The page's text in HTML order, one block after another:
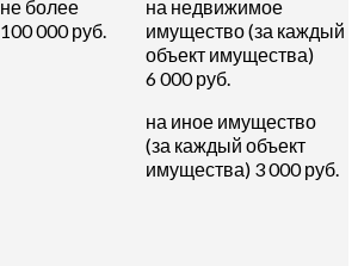
не более
100 000 руб.
на недвижимое
имущество (за каждый
объект имущества)
6 000 руб.
на иное имущество
(за каждый объект
имущества) 3 000 руб.